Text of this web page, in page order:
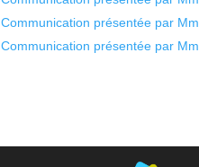
Communication présentée par
Communication présentée par